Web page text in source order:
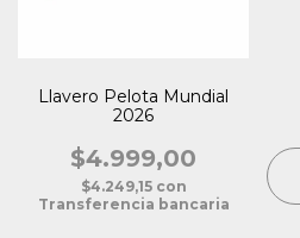
Llavero Pelota Mundial
2026
$4.999,00
$4.249,15 con
Transferencia bancaria